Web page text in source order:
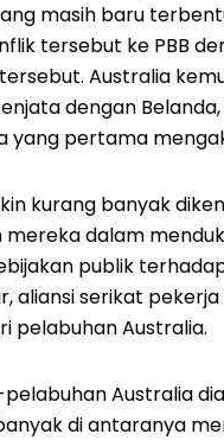
masih baru
tersebut ke PBB
Australia
dengan
yang pertama
kurang banyak
mereka dalam
publik
aliansi serikat
pelabuhan Australia.
Australia
di antaranya